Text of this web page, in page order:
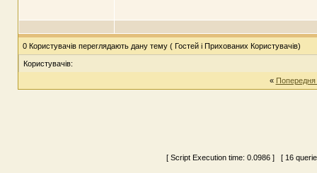
0 Користувачів переглядають дану тему ( Гостей і Прихованих Користувачів)
Користувачів:
«
[ Script Execution time: 0.0986 ] [ 16